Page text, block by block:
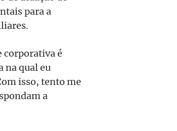
para a
corporativa é
na qual eu
isso, tento me
a